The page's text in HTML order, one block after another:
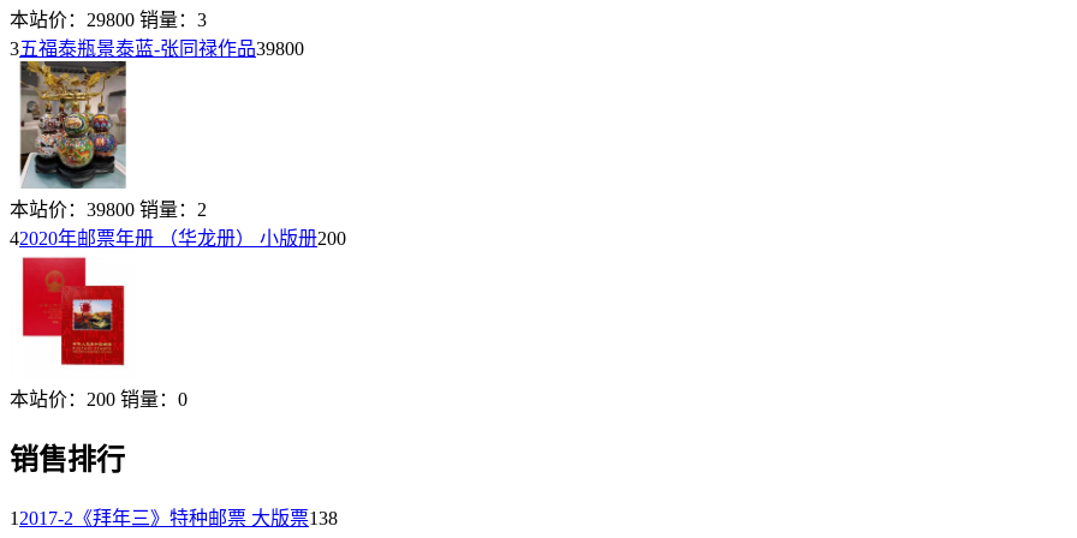
本站价： 29800 销量： 3
3五福泰瓶景泰蓝-张同禄作品39800
本站价： 39800 销量： 2
42020年邮票年册 （华龙册） 小版册200
本站价： 200 销量： 0
销售排行
1 2017-2《拜年三》特种邮票 大版票138